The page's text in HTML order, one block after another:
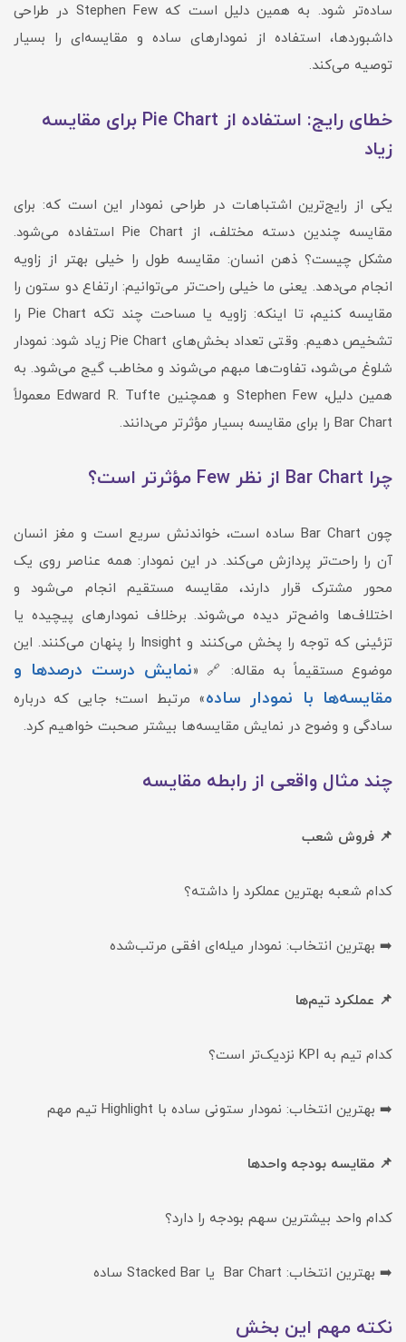
ساده‌تر شود. به همین دلیل است که Stephen Few در طراحی
داشبوردها، استفاده از نمودارهای ساده و مقایسه‌ای را بسیار
توصیه می‌کند.
خطای رایج: استفاده از Pie Chart برای مقایسه
زیاد
یکی از رایج‌ترین اشتباهات در طراحی نمودار این است که: برای
مقایسه چندین دسته مختلف، از Pie Chart استفاده می‌شود.
مشکل چیست؟ ذهن انسان: مقایسه طول را خیلی بهتر از زاویه
انجام می‌دهد. یعنی ما خیلی راحت‌تر می‌توانیم: ارتفاع دو ستون را
مقایسه کنیم، تا اینکه: زاویه یا مساحت چند تکه Pie Chart را
تشخیص دهیم. وقتی تعداد بخش‌های Pie Chart زیاد شود: نمودار
شلوغ می‌شود، تفاوت‌ها مبهم می‌شوند و مخاطب گیج می‌شود. به
همین دلیل، Stephen Few و همچنین Edward R. Tufte معمولاً
Bar Chart را برای مقایسه بسیار مؤثرتر می‌دانند.
چرا Bar Chart از نظر Few مؤثرتر است؟
چون Bar Chart ساده است، خواندنش سریع است و مغز انسان
آن را راحت‌تر پردازش می‌کند. در این نمودار: همه عناصر روی یک
محور مشترک قرار دارند، مقایسه مستقیم انجام می‌شود و
اختلاف‌ها واضح‌تر دیده می‌شوند. برخلاف نمودارهای پیچیده یا
تزئینی که توجه را پخش می‌کنند و Insight را پنهان می‌کنند. این
موضوع مستقیماً به مقاله: 🔗 «نمایش درست درصدها و
مقایسه‌ها با نمودار ساده» مرتبط است؛ جایی که درباره
سادگی و وضوح در نمایش مقایسه‌ها بیشتر صحبت خواهیم کرد.
چند مثال واقعی از رابطه مقایسه
📌 فروش شعب
کدام شعبه بهترین عملکرد را داشته؟
➡️ بهترین انتخاب: نمودار میله‌ای افقی مرتب‌شده
📌 عملکرد تیم‌ها
کدام تیم به KPI نزدیک‌تر است؟
➡️ بهترین انتخاب: نمودار ستونی ساده با Highlight تیم مهم
📌 مقایسه بودجه واحدها
کدام واحد بیشترین سهم بودجه را دارد؟
➡️ بهترین انتخاب: Bar Chart یا Stacked Bar ساده
نکته مهم این بخش